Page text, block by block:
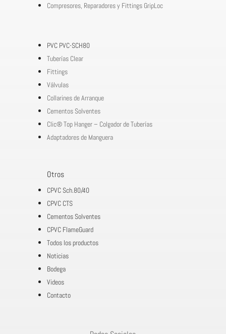
Compresores, Reparadores y Fittings GripLoc
PVC PVC-SCH80
Tuberías Clear
Fittings
Válvulas
Collarines de Arranque
Cementos Solventes
Clic® Top Hanger – Colgador de Tuberías
Adaptadores de Manguera
Otros
CPVC Sch.80/40
CPVC CTS
Cementos Solventes
CPVC FlameGuard
Todos los productos
Noticias
Bodega
Videos
Contacto